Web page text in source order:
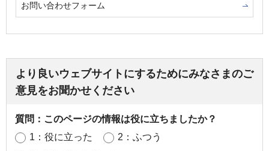
お問い合わせフォーム
より良いウェブサイトにするためにみなさまのご
意見をお聞かせください
質問：このページの情報は役に立ちましたか？
1：役に立った
2：ふつう